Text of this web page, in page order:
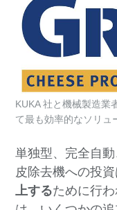
単独型、完全自
皮除去機への投
上するために行
KUKA 社と機械製造業
て最も効率的なソリュ